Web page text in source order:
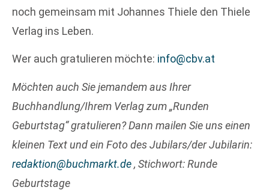
noch gemeinsam mit Johannes Thiele den Thiele
Verlag ins Leben.
Wer auch gratulieren möchte: info@cbv.at
Möchten auch Sie jemandem aus Ihrer
Buchhandlung/Ihrem Verlag zum „Runden
Geburtstag“ gratulieren? Dann mailen Sie uns einen
kleinen Text und ein Foto des Jubilars/der Jubilarin:
redaktion@buchmarkt.de, Stichwort: Runde
Geburtstage